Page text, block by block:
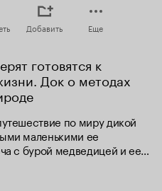
Добавить Еще
готовятся к
Док о методах
по миру дикой
маленькими ее
с бурой медведицей и ее
весна, и они всей
уютную берлогу,